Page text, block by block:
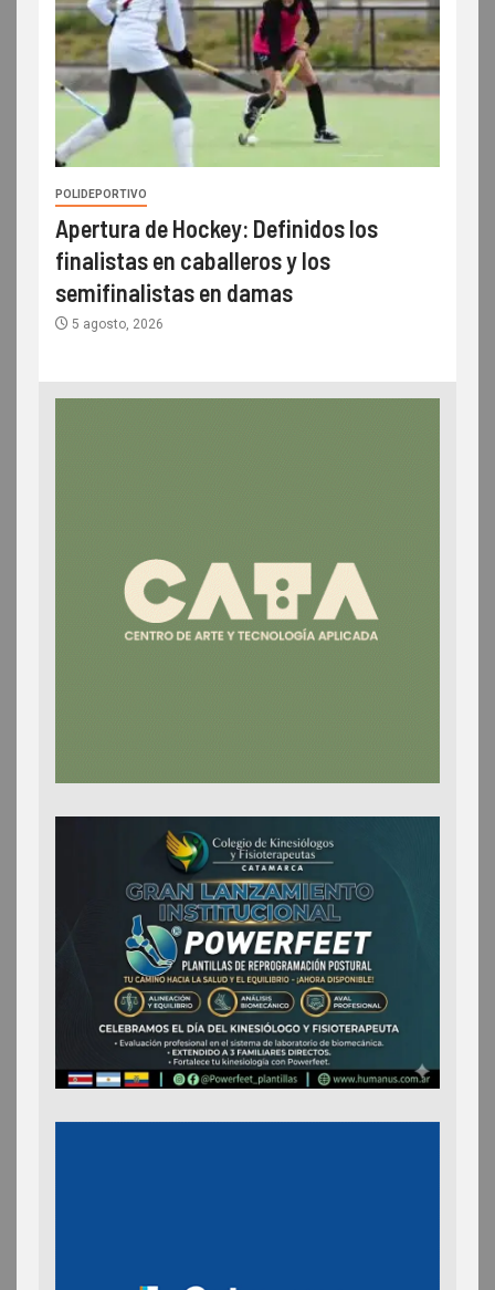
POLIDEPORTIVO
Apertura de Hockey: Definidos los
finalistas en caballeros y los
semifinalistas en damas
5 agosto, 2026